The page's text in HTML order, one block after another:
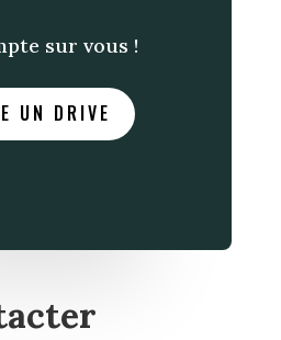
sur vous !
UN DRIVE